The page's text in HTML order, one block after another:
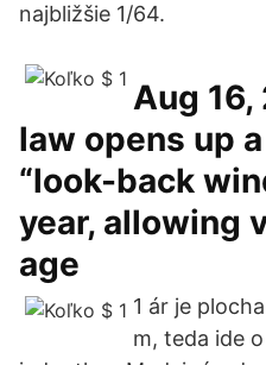
najbližšie 1/64.
Aug 16,
law opens up
“look-back
year, allowing
age
1 ár je
m, teda ide